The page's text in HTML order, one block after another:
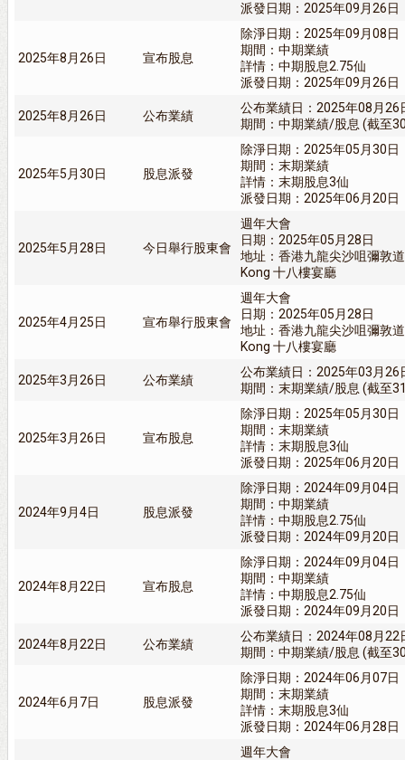
派發日期：2025年09月26日
2025年8月26日 宣布股息
除淨日期：2025年09月08日
期間：中期業績
詳情：中期股息2.75仙
派發日期：2025年09月26日
2025年8月26日 公布業績
公布業績日：2025年08月26
期間：中期業績/股息 (截至
2025年5月30日 股息派發
除淨日期：2025年05月30日
期間：末期業績
詳情：末期股息3仙
派發日期：2025年06月20日
2025年5月28日 今日舉行股東會
週年大會
日期：2025年05月28日
地址：香港九龍尖沙咀彌敦
Kong 十八樓宴廳
2025年4月25日 宣布舉行股東會
週年大會
日期：2025年05月28日
地址：香港九龍尖沙咀彌敦
Kong 十八樓宴廳
2025年3月26日 公布業績
公布業績日：2025年03月26
期間：末期業績/股息 (截至
2025年3月26日 宣布股息
除淨日期：2025年05月30日
期間：末期業績
詳情：末期股息3仙
派發日期：2025年06月20日
2024年9月4日 股息派發
除淨日期：2024年09月04日
期間：中期業績
詳情：中期股息2.75仙
派發日期：2024年09月20日
2024年8月22日 宣布股息
除淨日期：2024年09月04日
期間：中期業績
詳情：中期股息2.75仙
派發日期：2024年09月20日
2024年8月22日 公布業績
公布業績日：2024年08月22
期間：中期業績/股息 (截至
2024年6月7日 股息派發
除淨日期：2024年06月07日
期間：末期業績
詳情：末期股息3仙
派發日期：2024年06月28日
週年大會